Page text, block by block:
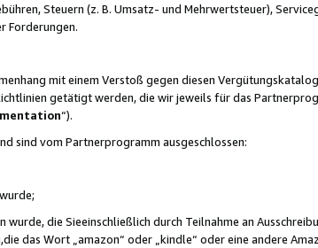
Steuern (z. B. Umsatz- und Mehrwertsteuer),
Forderungen.
mit einem Verstoß gegen diesen
getätigt werden, die wir jeweils für das
“).
sind vom Partnerprogramm ausgeschlossen:
die Sieeinschließlich durch Teilnahme an
das Wort „amazon“ oder „kindle“ oder eine andere